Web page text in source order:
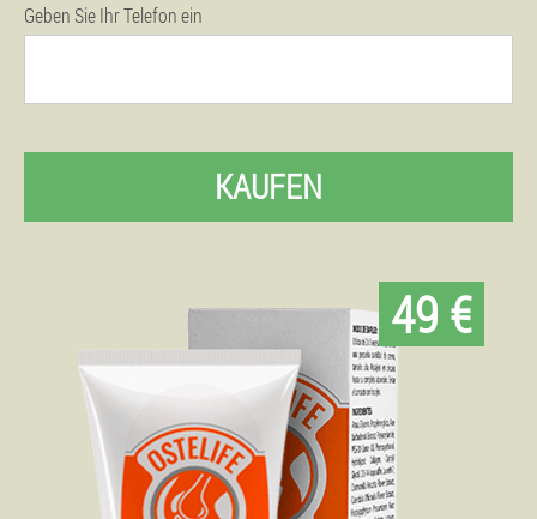
Geben Sie Ihr Telefon ein
KAUFEN
49 €